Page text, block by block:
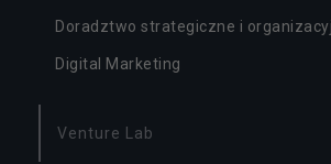
Doradztwo strategiczne i
Digital Marketing
Venture Lab